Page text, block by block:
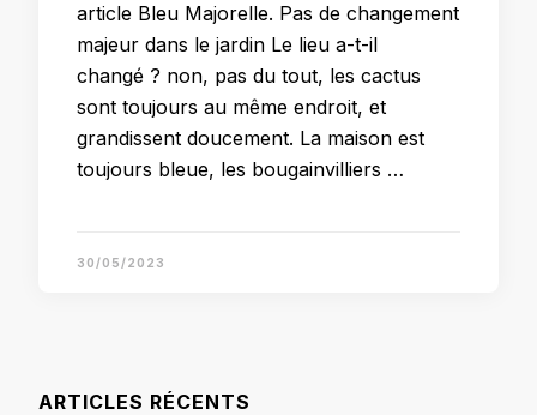
article Bleu Majorelle. Pas de changement
majeur dans le jardin Le lieu a-t-il
changé ? non, pas du tout, les cactus
sont toujours au même endroit, et
grandissent doucement. La maison est
toujours bleue, les bougainvilliers …
30/05/2023
ARTICLES RÉCENTS